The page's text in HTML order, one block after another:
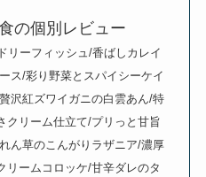
の個別レビュー
リーフィッシュ/香ばしカレイ
ス/彩り野菜とスパイシーケイ
沢紅ズワイガニの白雲あん/特
クリーム仕立て/プリっと甘旨
ん草のこんがりラザニア/濃厚
リームコロッケ/甘辛ダレのタ